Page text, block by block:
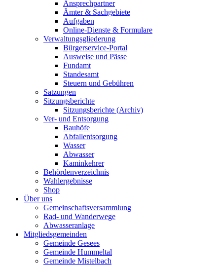
Ansprechpartner
Ämter & Sachgebiete
Aufgaben
Online-Dienste & Formulare
Verwaltungsgliederung
Bürgerservice-Portal
Ausweise und Pässe
Fundamt
Standesamt
Steuern und Gebühren
Satzungen
Sitzungsberichte
Sitzungsberichte (Archiv)
Ver- und Entsorgung
Bauhöfe
Abfallentsorgung
Wasser
Abwasser
Kaminkehrer
Behördenverzeichnis
Wahlergebnisse
Shop
Über uns
Gemeinschaftsversammlung
Rad- und Wanderwege
Abwasseranlage
Mitgliedsgemeinden
Gemeinde Gesees
Gemeinde Hummeltal
Gemeinde Mistelbach